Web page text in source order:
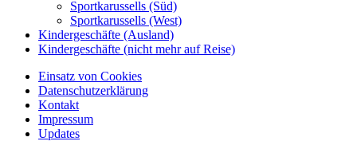
Sportkarussells (Süd)
Sportkarussells (West)
Kindergeschäfte (Ausland)
Kindergeschäfte (nicht mehr auf Reise)
Einsatz von Cookies
Datenschutzerklärung
Kontakt
Impressum
Updates